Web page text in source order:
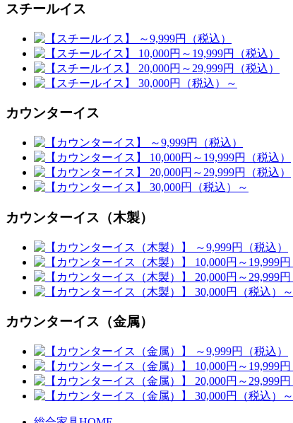
スチールイス
カウンターイス
カウンターイス（木製）
カウンターイス（金属）